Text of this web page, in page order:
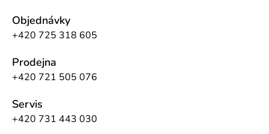
Objednávky
+420 725 318 605
Prodejna
+420 721 505 076
Servis
+420 731 443 030